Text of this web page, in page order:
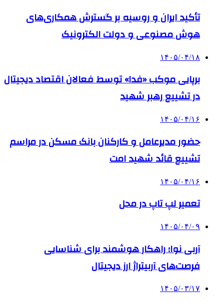
تأکید ایران و روسیه بر گسترش همکاری‌های
هوش مصنوعی و دولت الکترونیک
۱۴۰۵/۰۴/۱۸
برپایی موکب «فدا» توسط فعالان اقتصاد دیجیتال
در تشییع رهبر شهید
۱۴۰۵/۰۴/۱۶
حضور مدیرعامل و کارکنان بانک مسکن در مراسم
تشییع قائد شهید امت
۱۴۰۵/۰۴/۱۶
تعمیر لپ تاپ در محل
۱۴۰۵/۰۴/۰۹
آربی نوا؛ راهکار هوشمند برای شناسایی
فرصت‌های آربیتراژ ارز دیجیتال
۱۴۰۵/۰۳/۱۷